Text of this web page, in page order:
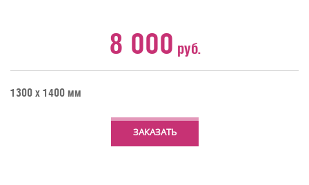
8 000 руб.
1300 х 1400 мм
ЗАКАЗАТЬ